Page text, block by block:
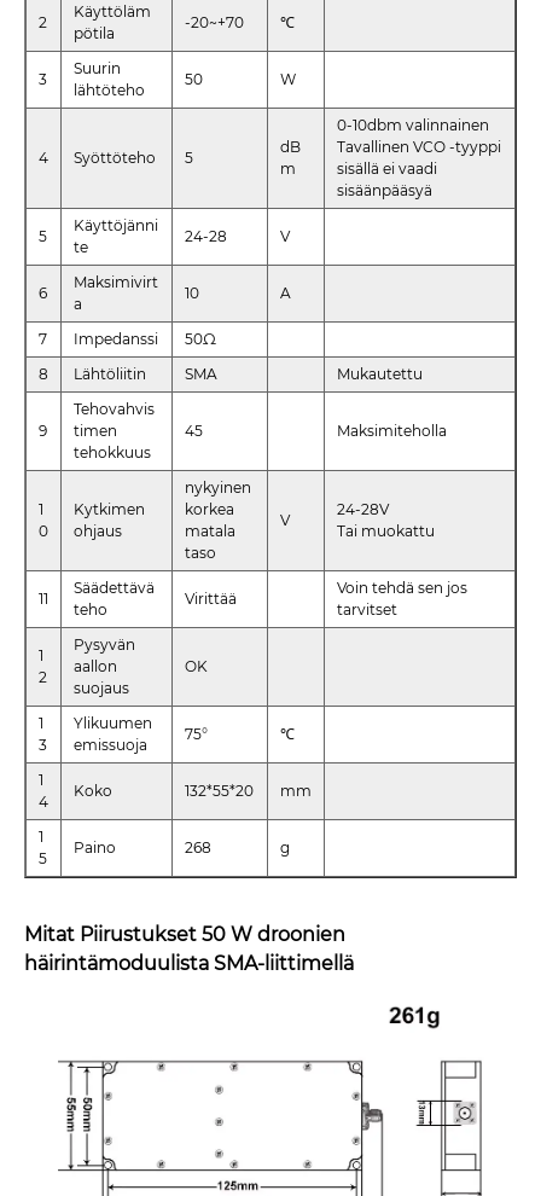
2
Käyttöläm
pötila
-20~+70 ℃
3
Suurin
lähtöteho
50 W
4 Syöttöteho 5
dB
m
0-10dbm valinnainen
Tavallinen VCO -tyyppi
sisällä ei vaadi
sisäänpääsyä
5
Käyttöjänni
te
24-28 V
6
Maksimivirt
a
10 A
7 Impedanssi
50Ω
8
Lähtöliitin SMA Mukautettu
9
Tehovahvis
timen
tehokkuus
45 Maksimiteholla
1
0
Kytkimen
ohjaus
nykyinen
korkea
matala
taso
V
24-28V
Tai muokattu
11
Säädettävä
teho
Virittää
Voin tehdä sen jos
tarvitset
1
2
Pysyvän
aallon
suojaus
OK
1
3
Ylikuumen
emissuoja
75° ℃
1
4
Koko 132*55*20 mm
1
5
Paino 268 g
Mitat Piirustukset 50 W droonien
häirintämoduulista SMA-liittimellä